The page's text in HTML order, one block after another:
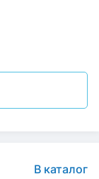
В каталог